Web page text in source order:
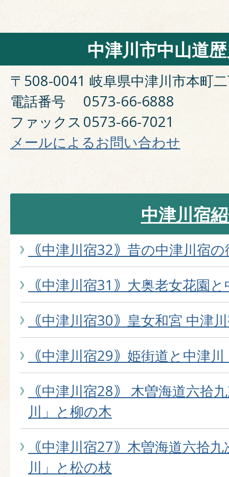
中津川市中山道
〒508-0041 岐阜県中津川市本町
電話番号
0573-66-6888
ファックス 0573-66-7021
メールによるお問い合わせ
中津川宿
｟中津川宿32｠昔の中津川宿
｟中津川宿31｠大奥老女花園
｟中津川宿30｠皇女和宮 中津
｟中津川宿29｠姫街道と中津
｟中津川宿28｠ 木曽海道六拾
川」と柳の木
｟中津川宿27｠木曽海道六拾
川」と松の枝